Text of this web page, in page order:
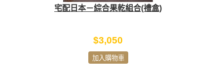
宅配日本－綜合果乾組合(禮盒)
$3,050
加入購物車